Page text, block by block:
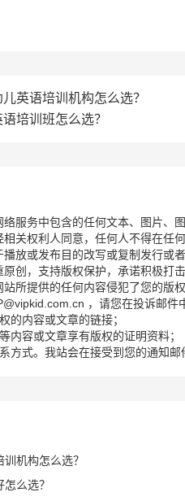
英语培训机构怎么选？
培训班怎么选？
络服务中包含的任何文本、图片、
关权利人同意，任何人不得在任
放或发布目的改写或复制发行或
原创，支持版权保护，承诺积极打击
所提供的任何内容侵犯了您的版
，请您在投诉邮件
的内容或文章的链接；
内容或文章享有版权的证明资料；
方式。我站会在接受到您的通知
机构怎么选？
么选？